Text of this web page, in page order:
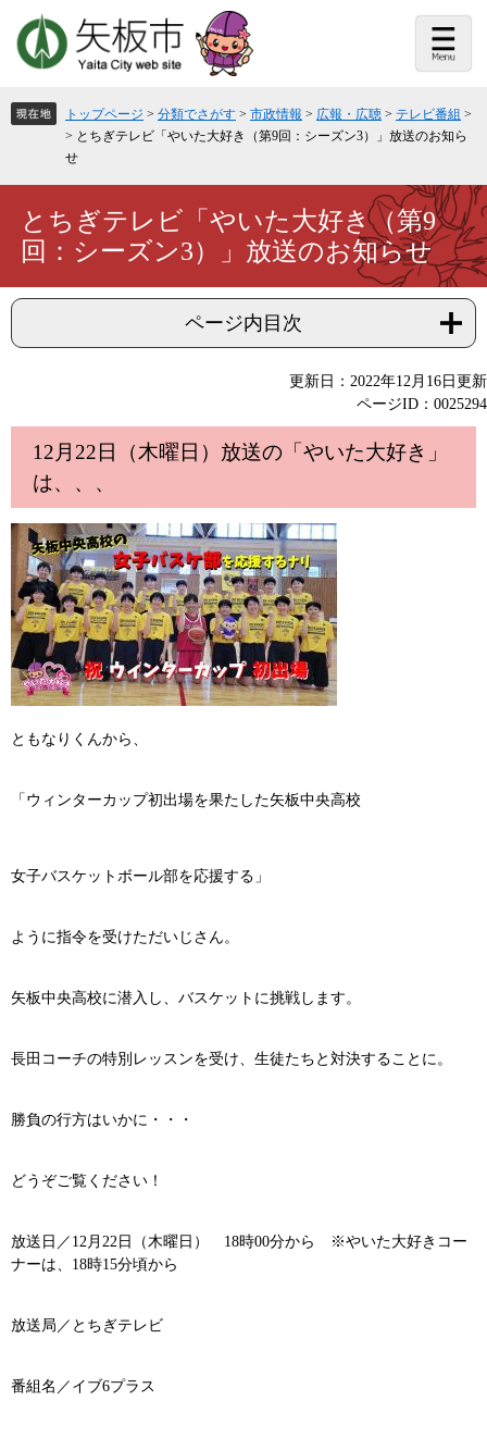
頭
で
飛
ば
本
トップページ > 分類でさがす > 市政情報 > 広報・広聴 > テレビ番組 >
> とちぎテレビ「やいた大好き（第9回：シーズン3）」放送のお知ら
せ
とちぎテレビ「やいた大好き（第9
回：シーズン3）」放送のお知らせ
ページ内目次
更新日：2022年12月16日更新
ページID：0025294
12月22日（木曜日）放送の「やいた大好き」
は、、、
ともなりくんから、
「ウィンターカップ初出場を果たした矢板中央高校
女子バスケットボール部を応援する」
ように指令を受けただいじさん。
矢板中央高校に潜入し、バスケットに挑戦します。
長田コーチの特別レッスンを受け、生徒たちと対決することに。
勝負の行方はいかに・・・
どうぞご覧ください！
放送日／12月22日（木曜日） 18時00分から ※やいた大好きコー
ナーは、18時15分頃から
放送局／とちぎテレビ
番組名／イブ6プラス